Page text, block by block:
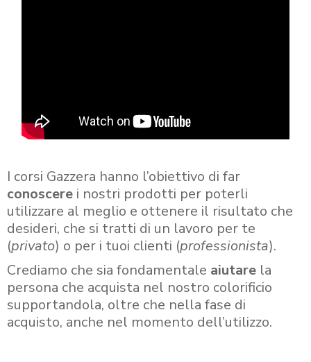
I corsi Gazzera hanno l’obiettivo di far
conoscere i nostri prodotti per poterli
utilizzare al meglio e ottenere il risultato che
desideri, che si tratti di un lavoro per te
(privato) o per i tuoi clienti (professionista).
Crediamo che sia fondamentale aiutare la
persona che acquista nel nostro colorificio
supportandola, oltre che nella fase di
acquisto, anche nel momento dell’utilizzo.